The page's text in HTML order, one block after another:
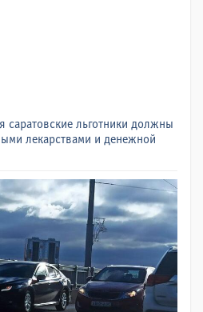
саратовские льготники должны
лекарствами и денежной